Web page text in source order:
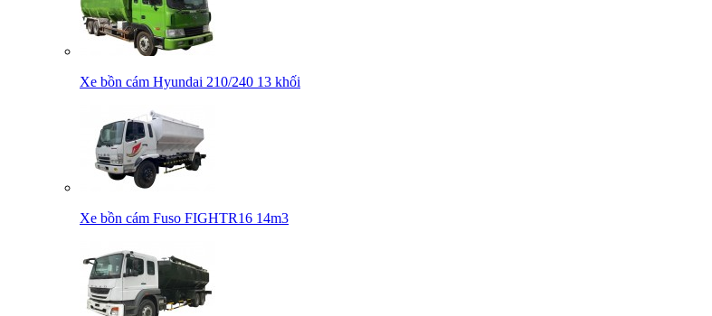
Xe bồn cám Hyundai 210/240 13 khối
Xe bồn cám Fuso FIGHTR16 14m3